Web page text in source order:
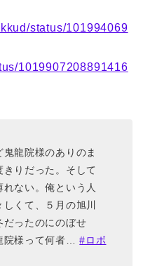
status/101994069
1019907208891416
龍院様のありのま
りだった。そして
ない。俺という人
くて、５月の旭川
だったのにのぼせ
院様って何者…#ロボ